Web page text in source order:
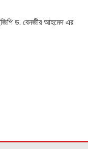
ড. বেনজীর আহমেদ এর